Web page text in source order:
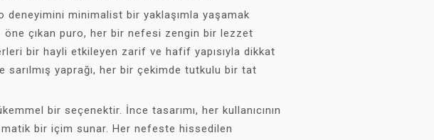
minimalist bir yaklaşımla yaşamak
öne çıkan puro, her bir nefesi zengin bir lezzet
bir hayli etkileyen zarif ve hafif yapısıyla dikkat
yaprağı, her bir çekimde tutkulu bir tat
bir seçenektir. İnce tasarımı, her kullanıcının
bir içim sunar. Her nefeste hissedilen